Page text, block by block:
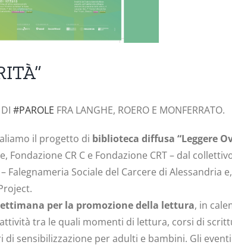
#PAROLE FRA LANGHE, ROERO E MONFERRATO.
il progetto di biblioteca diffusa “Leggere
Fondazione CR C e Fondazione CRT – dal
Falegnameria Sociale del Carcere di Alessandria
per la promozione della lettura, in
tra le quali momenti di lettura, corsi di
di sensibilizzazione per adulti e bambini. Gli